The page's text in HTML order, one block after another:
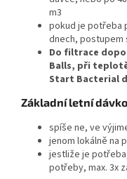
m3
pokud je potřeba
dnech, postupem
Do filtrace
Balls, při teplotě
Start Bacterial
Základní letní
spíše ne, ve
jenom lokálně na
jestliže je
potřeby, max. 3x